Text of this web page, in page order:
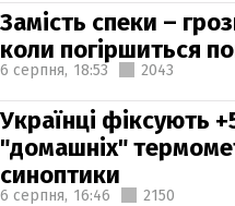
Замість спеки –
коли погіршиться
6 серпня, 18:53 2043
Українці фіксують
"домашніх"
синоптики
6 серпня, 16:46 2150